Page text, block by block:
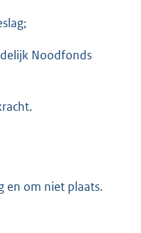
Noodfonds
en om niet plaats.